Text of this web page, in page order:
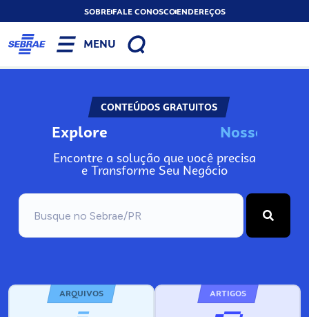
SOBREFALE CONOSCOENDEREÇOS
MENU
CONTEÚDOS GRATUITOS
Explore Nosso
Encontre a solução que você precisa
e Transforme Seu Negócio
ARQUIVOS ARTIGOS